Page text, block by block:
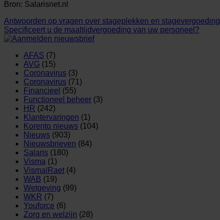
Bron: Salarisnet.nl
Antwoorden op vragen over stageplekken en
Specificeert u de maaltijdvergoeding van uw personeel?
AFAS (7)
AVG (15)
Coronavirus (3)
Coronavirus (71)
Financieel (55)
Functioneel beheer (3)
HR (242)
Klantervaringen (1)
Korento nieuws (104)
Nieuws (903)
Nieuwsbrieven (84)
Salaris (180)
Visma (1)
Visma|Raet (4)
WAB (19)
Wetgeving (99)
WKR (7)
Youforce (6)
Zorg en welzijn (28)